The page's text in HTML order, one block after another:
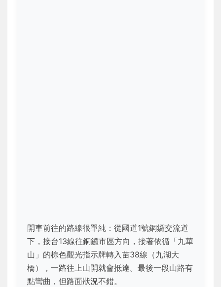
開車前往的路線很單純：從國道1號銅鑼交流道
下，接台13線往銅鑼市區方向，接著依循「九華
山」的棕色觀光指示牌轉入苗38線（九湖大
橋），一路往上山開就會抵達。最後一段山路有
點彎曲，但路面狀況不錯。